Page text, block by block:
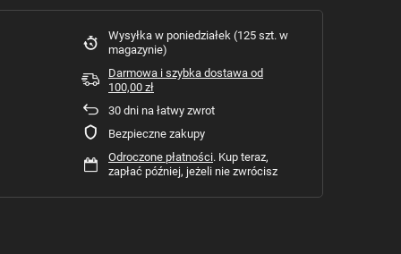
Wysyłka w poniedziałek (125 szt. w
magazynie)
Darmowa i szybka dostawa od
100,00 zł
30 dni na łatwy zwrot
Bezpieczne zakupy
Odroczone płatności. Kup teraz,
zapłać później, jeżeli nie zwrócisz